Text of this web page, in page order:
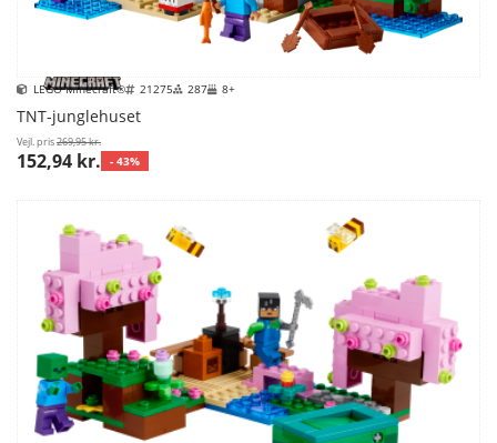
LEGO Minecraft® 21275 287 8+
TNT-junglehuset
Vejl. pris269,95 kr.
152,94 kr. - 43%